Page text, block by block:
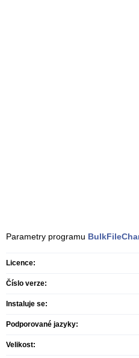
Parametry programu
Licence:
Číslo verze:
Instaluje se:
Podporované jazyky:
Velikost: